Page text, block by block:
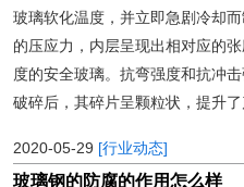
玻璃软化温度，并立即急剧冷却
的压应力，内层呈现出相对应的
度的安全玻璃。抗弯强度和抗冲
破碎后，其碎片呈颗粒状，提升了
2020-05-29 [行业动态]
玻璃钢的防腐的作用怎么样